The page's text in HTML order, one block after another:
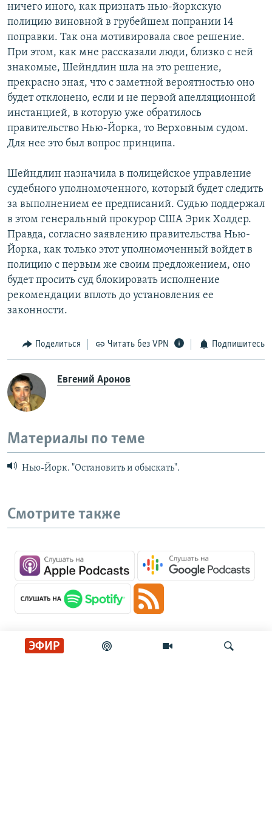
ЭФИР
ничего иного, как признать нью-йоркскую
полицию виновной в грубейшем попрании 14
поправки. Так она мотивировала свое решение.
При этом, как мне рассказали люди, близко с ней
знакомые, Шейндлин шла на это решение,
прекрасно зная, что с заметной вероятностью оно
будет отклонено, если и не первой апелляционной
инстанцией, в которую уже обратилось
правительство Нью-Йорка, то Верховным судом.
Для нее это был вопрос принципа.
Шейндлин назначила в полицейское управление
судебного уполномоченного, который будет следить
за выполнением ее предписаний. Судью поддержал
в этом генеральный прокурор США Эрик Холдер.
Правда, согласно заявлению правительства Нью-
Йорка, как только этот уполномоченный войдет в
полицию с первым же своим предложением, оно
будет просить суд блокировать исполнение
рекомендации вплоть до установления ее
законности.
Поделиться Читать без VPN Подпишитесь
Евгений Аронов
Материалы по теме
Нью-Йорк. "Остановить и обыскать".
Смотрите также